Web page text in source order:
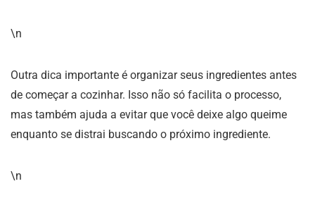
\n
Outra dica importante é organizar seus ingredientes antes
de começar a cozinhar. Isso não só facilita o processo,
mas também ajuda a evitar que você deixe algo queime
enquanto se distrai buscando o próximo ingrediente.
\n